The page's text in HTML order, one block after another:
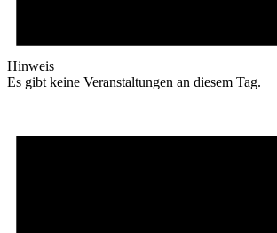
Hinweis
Es gibt keine Veranstaltungen an diesem Tag.